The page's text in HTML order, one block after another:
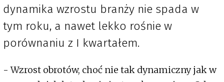
dynamika wzrostu branży nie spada w
tym roku, a nawet lekko rośnie w
porównaniu z I kwartałem.
- Wzrost obrotów, choć nie tak dynamiczny jak w